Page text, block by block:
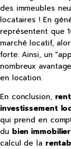
des immeubles
locataires ! En
représentent que
marché locatif,
forte. Ainsi, un
nombreux
en location.
En conclusion,
investissement
qui prend en
du bien immobilier
calcul de la